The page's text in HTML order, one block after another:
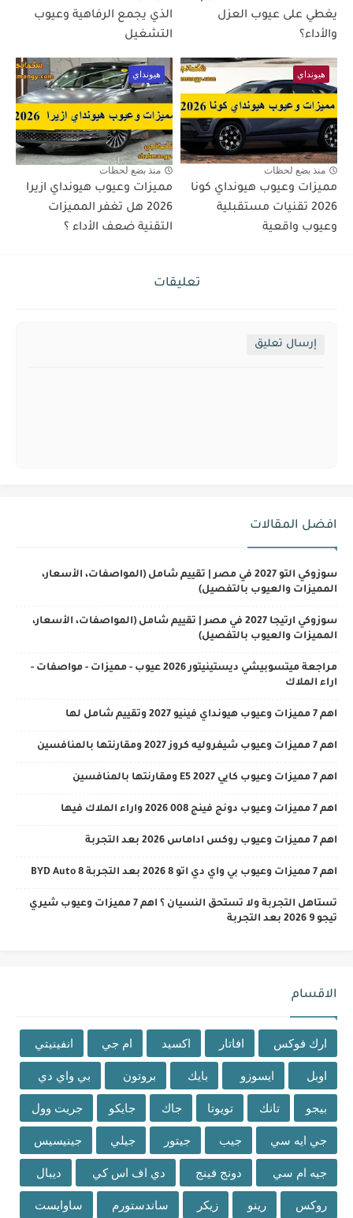
يغطي على عيوب العزل
والأداء؟
الذي يجمع الرفاهية وعيوب
التشغيل
هيونداي
منذ بضع لحظات
مميزات وعيوب هيونداي كونا
2026 تقنيات مستقبلية
وعيوب واقعية
هيونداي
منذ بضع لحظات
مميزات وعيوب هيونداي ازيرا
2026 هل تغفر المميزات
التقنية ضعف الأداء ؟
تعليقات
إرسال تعليق
افضل المقالات
سوزوكي التو 2027 في مصر | تقييم شامل (المواصفات، الأسعار،
المميزات والعيوب بالتفصيل)
سوزوكي ارتيجا 2027 في مصر | تقييم شامل (المواصفات، الأسعار،
المميزات والعيوب بالتفصيل)
مراجعة ميتسوبيشي ديستينيتور 2026 عيوب - مميزات - مواصفات -
اراء الملاك
اهم 7 مميزات وعيوب هيونداي فينيو 2027 وتقييم شامل لها
اهم 7 مميزات وعيوب شيفروليه كروز 2027 ومقارنتها بالمنافسين
اهم 7 مميزات وعيوب كايي E5 2027 ومقارنتها بالمنافسين
اهم 7 مميزات وعيوب دونج فينج 008 2026 واراء الملاك فيها
اهم 7 مميزات وعيوب روكس اداماس 2026 بعد التجربة
اهم 7 مميزات وعيوب بي واي دي اتو 8 2026 بعد التجربة BYD Auto 8
تستاهل التجربة ولا تستحق النسيان ؟ اهم 7 مميزات وعيوب شيري
تيجو 9 2026 بعد التجربة
الاقسام
ارك فوكس افاتار اكسيد ام جي انفينيتي
اوبل ايسوزو بايك بروتون بي واي دي
بيجو تانك تويوتا جاك جايكو جريت وول
جي ايه سي جيب جيتور جيلي جينيسيس
جيه ام سي دونج فينج دي اف اس كي ديبال
روكس رينو زيكر ساندستورم ساوايست